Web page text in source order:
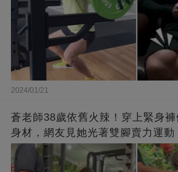
2024/01/21
蒼老師38歲依舊火辣！穿上緊身
身材，網友見她光著雙腳賣力運動
過是個數字！